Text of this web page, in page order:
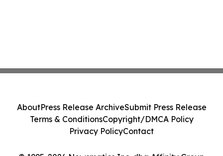
AboutPress Release ArchiveSubmit Press Release
Terms & ConditionsCopyright/DMCA Policy
Privacy PolicyContact